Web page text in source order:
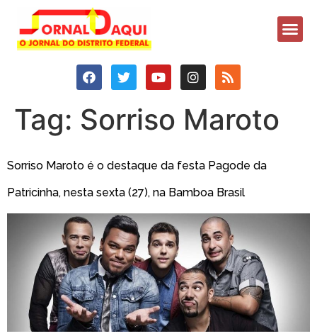
Tag: Sorriso Maroto
Sorriso Maroto é o destaque da festa Pagode da
Patricinha, nesta sexta (27), na Bamboa Brasil